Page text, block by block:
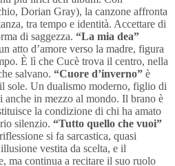
Dorian Gray), la canzone affronta
tra tempo e identità. Accettare di
di saggezza. “La mia dea”
atto d’amore verso la madre, figura
È lì che Cucè trova il centro, nella
salvano. “Cuore d’inverno” è
sole. Un dualismo moderno, figlio di
anche in mezzo al mondo. Il brano è
la condizione di chi ha amato
silenzio. “Tutto quello che vuoi”
si fa sarcastica, quasi
vestita da scelta, e il
ma continua a recitare il suo ruolo